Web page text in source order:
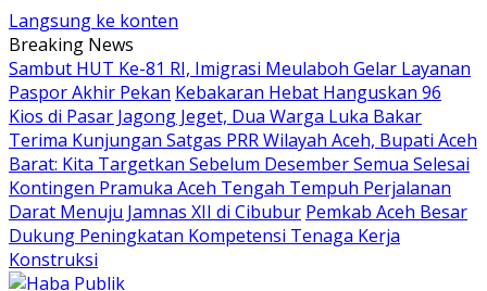
Langsung ke konten
Breaking News
Sambut HUT Ke-81 RI, Imigrasi Meulaboh Gelar Layanan
Paspor Akhir Pekan Kebakaran Hebat Hanguskan 96
Kios di Pasar Jagong Jeget, Dua Warga Luka Bakar
Terima Kunjungan Satgas PRR Wilayah Aceh, Bupati Aceh
Barat: Kita Targetkan Sebelum Desember Semua Selesai
Kontingen Pramuka Aceh Tengah Tempuh Perjalanan
Darat Menuju Jamnas XII di Cibubur Pemkab Aceh Besar
Dukung Peningkatan Kompetensi Tenaga Kerja
Konstruksi